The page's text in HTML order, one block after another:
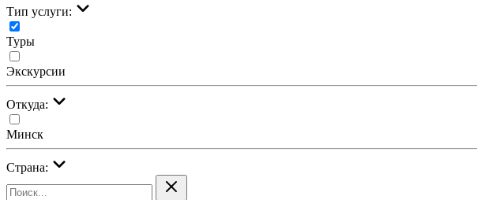
Тип услуги:
Туры
Экскурсии
Откуда:
Минск
Страна: